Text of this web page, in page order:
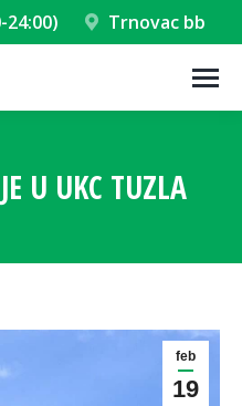
24:00) Trnovac bb
U UKC TUZLA
feb
19